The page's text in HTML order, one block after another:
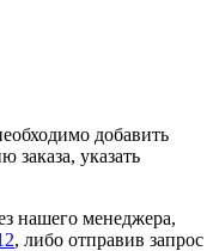
добавить
заказа, указать
нашего менеджера,
, либо отправив запрос